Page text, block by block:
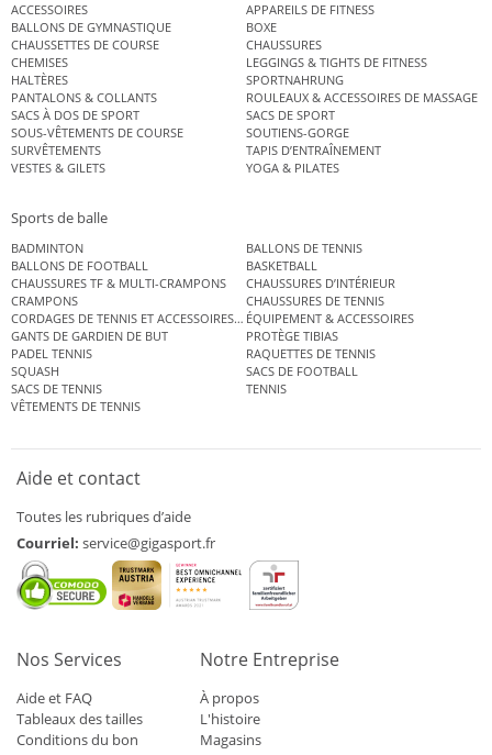
ACCESSOIRES
APPAREILS DE FITNESS
BALLONS DE GYMNASTIQUE
BOXE
CHAUSSETTES DE COURSE
CHAUSSURES
CHEMISES
LEGGINGS & TIGHTS DE FITNESS
HALTÈRES
SPORTNAHRUNG
PANTALONS & COLLANTS
ROULEAUX & ACCESSOIRES DE MASSAGE
SACS À DOS DE SPORT
SACS DE SPORT
SOUS-VÊTEMENTS DE COURSE
SOUTIENS-GORGE
SURVÊTEMENTS
TAPIS D’ENTRAÎNEMENT
VESTES & GILETS
YOGA & PILATES
Sports de balle
BADMINTON
BALLONS DE TENNIS
BALLONS DE FOOTBALL
BASKETBALL
CHAUSSURES TF & MULTI-CRAMPONS
CHAUSSURES D’INTÉRIEUR
CRAMPONS
CHAUSSURES DE TENNIS
CORDAGES DE TENNIS ET ACCESSOIRES DE TENNISÉQUIPEMENT & ACCESSOIRES
GANTS DE GARDIEN DE BUT
PROTÈGE TIBIAS
PADEL TENNIS
RAQUETTES DE TENNIS
SQUASH
SACS DE FOOTBALL
SACS DE TENNIS
TENNIS
VÊTEMENTS DE TENNIS
Aide et contact
Toutes les rubriques d’aide
Courriel: service@gigasport.fr
Nos Services
Aide et FAQ
Tableaux des tailles
Conditions du bon
Notre Entreprise
À propos
L'histoire
Magasins